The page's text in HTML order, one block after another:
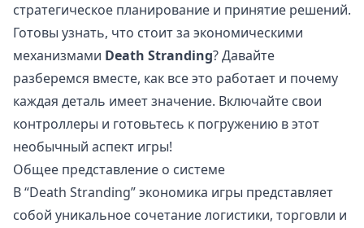
стратегическое планирование и принятие решений.
Готовы узнать, что стоит за экономическими
механизмами Death Stranding? Давайте
разберемся вместе, как все это работает и почему
каждая деталь имеет значение. Включайте свои
контроллеры и готовьтесь к погружению в этот
необычный аспект игры!
Общее представление о системе
В “Death Stranding” экономика игры представляет
собой уникальное сочетание логистики, торговли и